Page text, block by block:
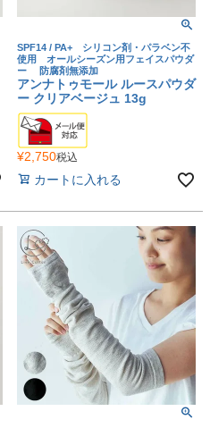
SPF14 / PA+ シリコン剤・パラベン不
使用 オールシーズン用フェイスパウダ
ー 防腐剤無添加
アンナトゥモール ルースパウダ
ー クリアベージュ 13g
¥2,750税込
カートに入れる